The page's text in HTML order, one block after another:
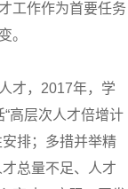
工作作为首要任务
。
才，2017年，学
“高层次人才倍增计
排；多措并举精
总量不足、人才